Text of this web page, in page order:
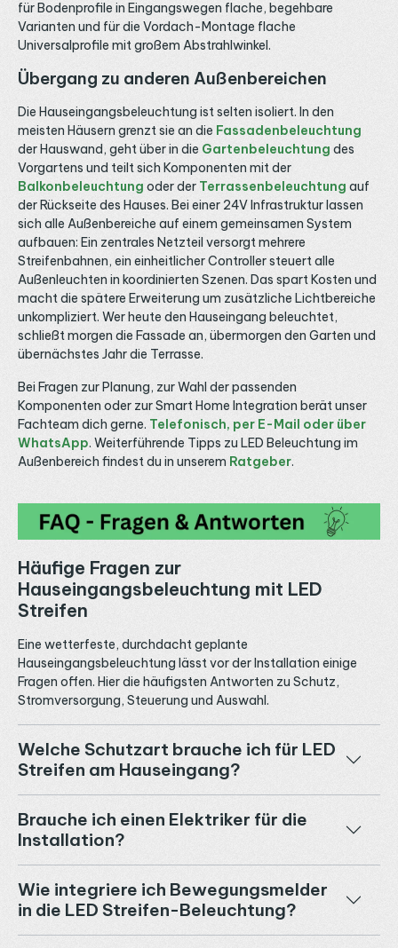
für Bodenprofile in Eingangswegen flache, begehbare
Varianten und für die Vordach-Montage flache
Universalprofile mit großem Abstrahlwinkel.
Übergang zu anderen Außenbereichen
Die Hauseingangsbeleuchtung ist selten isoliert. In den
meisten Häusern grenzt sie an die Fassadenbeleuchtung
der Hauswand, geht über in die Gartenbeleuchtung des
Vorgartens und teilt sich Komponenten mit der
Balkonbeleuchtung oder der Terrassenbeleuchtung auf
der Rückseite des Hauses. Bei einer 24V Infrastruktur lassen
sich alle Außenbereiche auf einem gemeinsamen System
aufbauen: Ein zentrales Netzteil versorgt mehrere
Streifenbahnen, ein einheitlicher Controller steuert alle
Außenleuchten in koordinierten Szenen. Das spart Kosten und
macht die spätere Erweiterung um zusätzliche Lichtbereiche
unkompliziert. Wer heute den Hauseingang beleuchtet,
schließt morgen die Fassade an, übermorgen den Garten und
übernächstes Jahr die Terrasse.
Bei Fragen zur Planung, zur Wahl der passenden
Komponenten oder zur Smart Home Integration berät unser
Fachteam dich gerne. Telefonisch, per E-Mail oder über
WhatsApp. Weiterführende Tipps zu LED Beleuchtung im
Außenbereich findest du in unserem Ratgeber.
Häufige Fragen zur
Hauseingangsbeleuchtung mit LED
Streifen
Eine wetterfeste, durchdacht geplante
Hauseingangsbeleuchtung lässt vor der Installation einige
Fragen offen. Hier die häufigsten Antworten zu Schutz,
Stromversorgung, Steuerung und Auswahl.
Welche Schutzart brauche ich für LED
Streifen am Hauseingang?
Brauche ich einen Elektriker für die
Installation?
Wie integriere ich Bewegungsmelder
in die LED Streifen-Beleuchtung?